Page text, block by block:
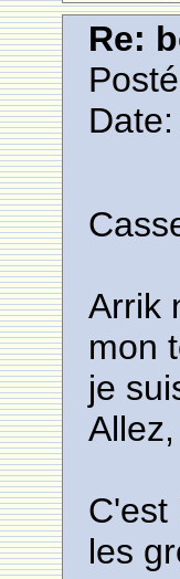
Re:
Arrik
mon
je
C'est
les